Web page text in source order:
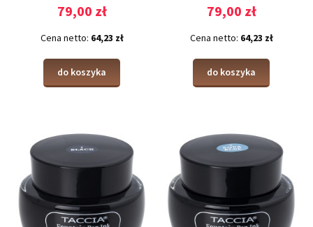
79,00 zł
Cena netto: 64,23 zł
do koszyka
79,00 zł
Cena netto: 64,23 zł
do koszyka